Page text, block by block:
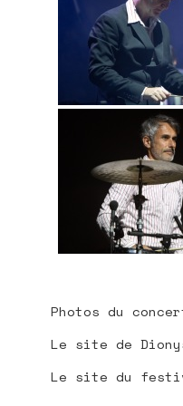
Photos du
Le site de
Le site du